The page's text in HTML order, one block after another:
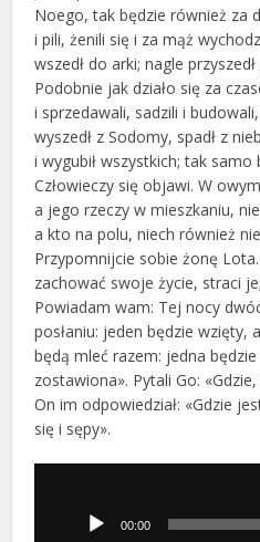
Noego, tak będzie również za
i pili, żenili się i za mąż
wszedł do arki; nagle
Podobnie jak działo się za
i sprzedawali, sadzili i
wyszedł z Sodomy, spadł z
i wygubił wszystkich; tak samo
Człowieczy się objawi. W
a jego rzeczy w mieszkaniu,
a kto na polu, niech również
Przypomnijcie sobie żonę
zachować swoje życie, straci
Powiadam wam: Tej nocy
posłaniu: jeden będzie wzięty,
będą mleć razem: jedna
zostawiona». Pytali Go: «Gdzie,
On im odpowiedział: «Gdzie
się i sępy».
dźwiękowych00:00